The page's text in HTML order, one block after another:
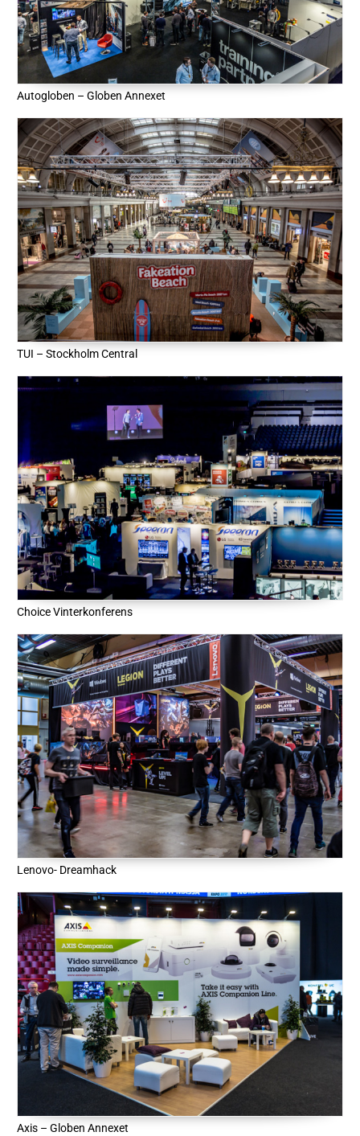
Autogloben – Globen Annexet
TUI – Stockholm Central
Choice Vinterkonferens
Lenovo- Dreamhack
Axis – Globen Annexet